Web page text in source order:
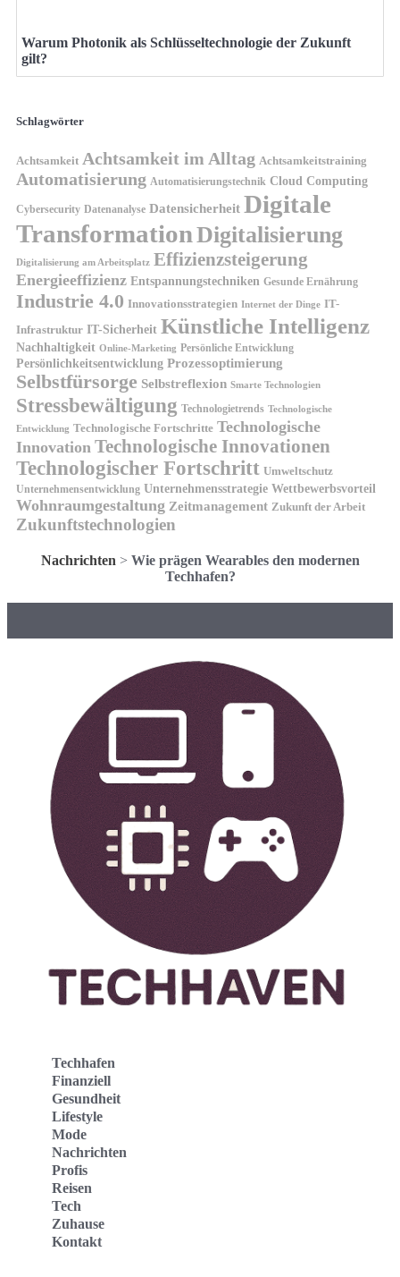
Warum Photonik als Schlüsseltechnologie der Zukunft
gilt?
Schlagwörter
Achtsamkeit Achtsamkeit im Alltag Achtsamkeitstraining
Automatisierung Automatisierungstechnik Cloud Computing
Cybersecurity Datenanalyse Datensicherheit Digitale
TransformationDigitalisierung
Digitalisierung am Arbeitsplatz Effizienzsteigerung
Energieeffizienz Entspannungstechniken Gesunde Ernährung
Industrie 4.0 Innovationsstrategien Internet der Dinge IT-
Infrastruktur IT-Sicherheit Künstliche Intelligenz
Nachhaltigkeit Online-Marketing Persönliche Entwicklung
Persönlichkeitsentwicklung Prozessoptimierung
Selbstfürsorge Selbstreflexion Smarte Technologien
Stressbewältigung Technologietrends Technologische
Entwicklung Technologische Fortschritte Technologische
Innovation Technologische Innovationen
Technologischer Fortschritt Umweltschutz
Unternehmensentwicklung Unternehmensstrategie Wettbewerbsvorteil
Wohnraumgestaltung Zeitmanagement Zukunft der Arbeit
Zukunftstechnologien
Nachrichten > Wie prägen Wearables den modernen
Techhafen?
Techhafen
Finanziell
Gesundheit
Lifestyle
Mode
Nachrichten
Profis
Reisen
Tech
Zuhause
Kontakt